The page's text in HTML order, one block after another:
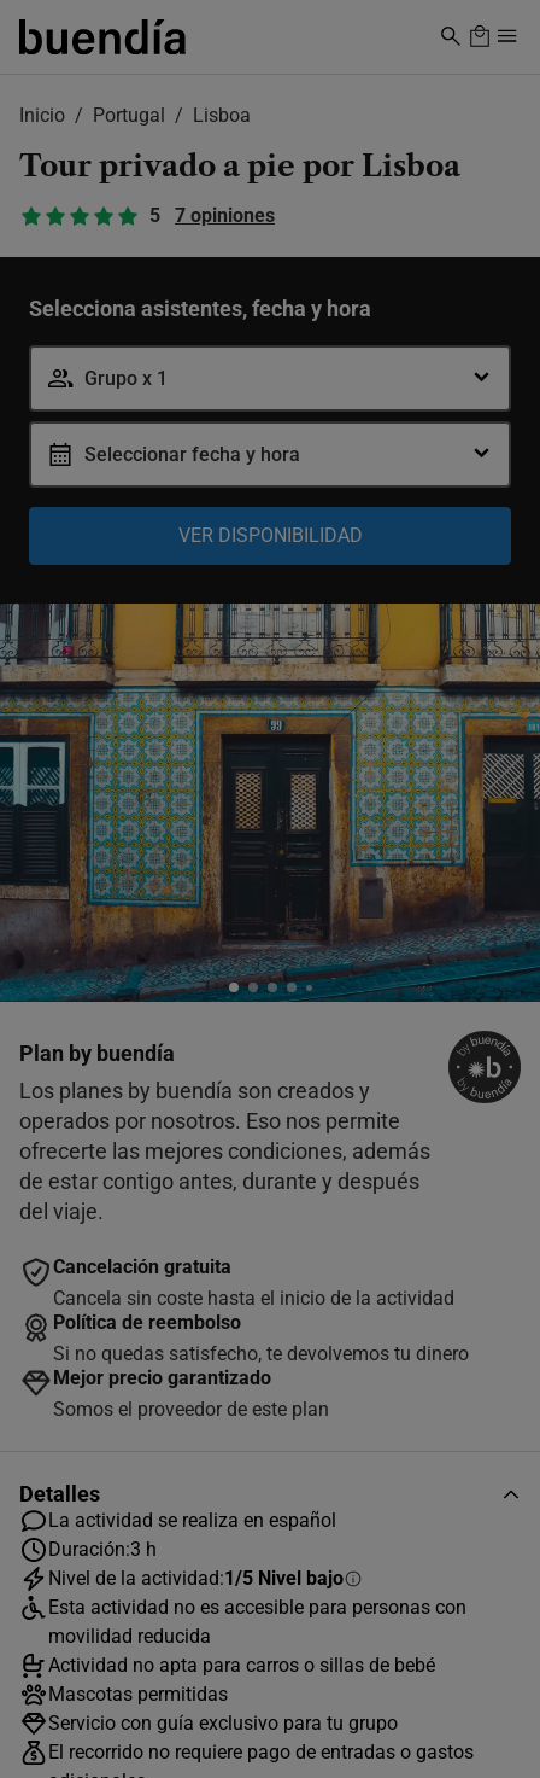
Skip
Inicio Portugal Lisboa
Tour privado a pie por Lisboa
5 7 opiniones
Selecciona asistentes, fecha y hora
Grupo x 1
Grupo
1-10 persnas - +
Grupo
11-15 personas - +
Grupo
16-20 personas -
Grupo
21-50 personas - +
Seleccionar fecha y hora
AGOSTO
L
M
1
2
3
4 5 6
10
11 12 13
17
18 19 20 21 22
23
Plan by buendía
Los planes by buendía son creados y
operados por nosotros. Eso nos permite
ofrecerte las mejores condiciones, además
de estar contigo antes, durante y después
del viaje.
Cancelación gratuita
Cancela sin coste hasta el inicio de la actividad
Política de reembolso
Si no quedas satisfecho, te devolvemos tu dinero
Mejor precio garantizado
Somos el proveedor de este plan
Detalles
La actividad se realiza en español
Duración:3 h
Nivel de la actividad:1/5 Nivel bajo
Esta actividad no es accesible para personas con
movilidad reducida
Actividad no apta para carros o sillas de bebé
Mascotas permitidas
Servicio con guía exclusivo para tu grupo
El recorrido no requiere pago de entradas o gastos